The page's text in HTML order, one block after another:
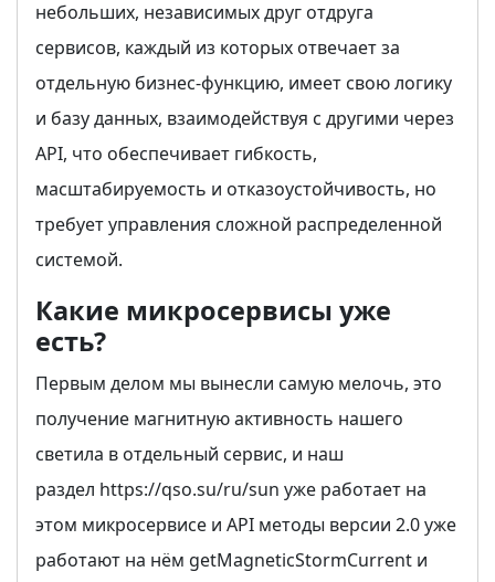
небольших, независимых друг отдруга
сервисов, каждый из которых отвечает за
отдельную бизнес-функцию, имеет свою логику
и базу данных, взаимодействуя с другими через
API, что обеспечивает гибкость,
масштабируемость и отказоустойчивость, но
требует управления сложной распределенной
системой.
Какие микросервисы уже
есть?
Первым делом мы вынесли самую мелочь, это
получение магнитную активность нашего
светила в отдельный сервис, и наш
раздел https://qso.su/ru/sun уже работает на
этом микросервисе и API методы версии 2.0 уже
работают на нём getMagneticStormCurrent и